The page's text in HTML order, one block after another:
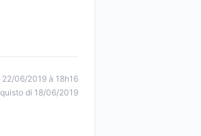
06/2019 à 18h16
di 18/06/2019